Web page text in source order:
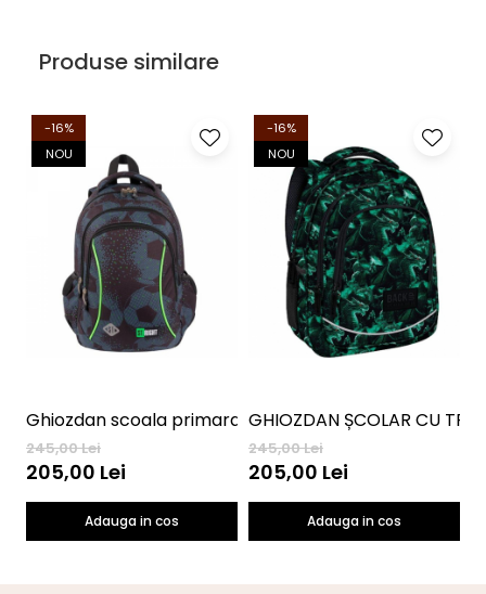
Produse similare
-16%
NOU
Ghiozdan scoala primara cu 3 compartimente St
245,00 Lei
205,00 Lei
Adauga in cos
-16%
NOU
GHIOZDAN ȘCOLAR CU
245,00 Lei
205,00 Lei
Adauga in cos